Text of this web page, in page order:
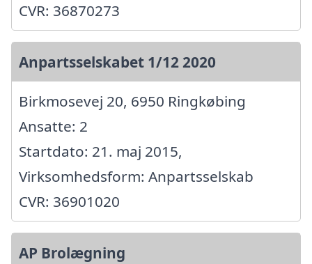
CVR: 36870273
Anpartsselskabet 1/12 2020
Birkmosevej 20, 6950 Ringkøbing
Ansatte: 2
Startdato: 21. maj 2015,
Virksomhedsform: Anpartsselskab
CVR: 36901020
AP Brolægning